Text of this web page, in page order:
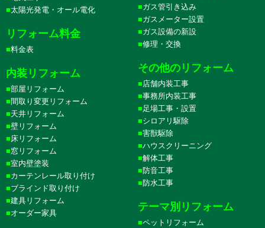
太陽光発電・オール電化
リフォーム料金
料金表
内装リフォーム
部屋リフォーム
間取り変更リフォーム
天井リフォーム
壁リフォーム
床リフォーム
窓リフォーム
室内壁塗装
カーテンレール取り付け
ブラインド取り付け
建具リフォーム
オーダー家具
ガス管引き込み
ガスメーター設置
ガス設備の新設
修理・交換
その他のリフォーム
店舗内装工事
事務所内装工事
足場工事・設置
シロアリ駆除
害獣駆除
ハウスクリーニング
解体工事
防音工事
防水工事
テーマ別リフォーム
ペットリフォーム